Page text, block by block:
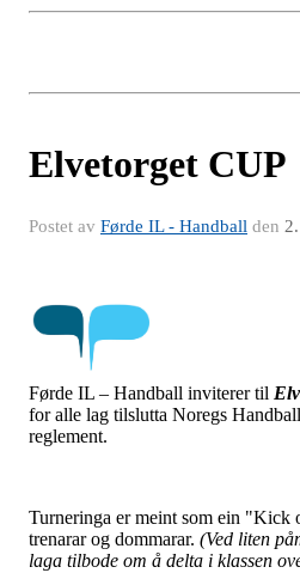
Elvetorget CUP
Postet av Førde IL - Handball den
Førde IL – Handball inviterer til
for alle lag tilslutta Noregs
reglement.
Turneringa er meint som ein "Kick
trenarar og dommarar. (Ved liten
laga tilbode om å delta i klassen